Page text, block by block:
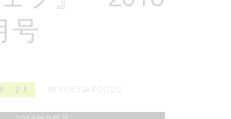
号
25 BY POESSA FOODS